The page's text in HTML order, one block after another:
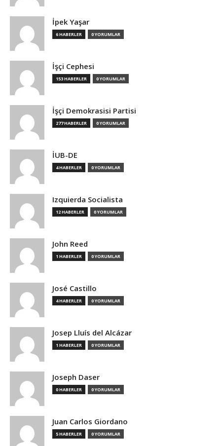
İpek Yaşar
6 HABERLER 0 YORUMLAR
İşçi Cephesi
153 HABERLER 0 YORUMLAR
İşçi Demokrasisi Partisi
277 HABERLER 0 YORUMLAR
İUB-DE
4 HABERLER 0 YORUMLAR
Izquierda Socialista
12 HABERLER 0 YORUMLAR
John Reed
1 HABERLER 0 YORUMLAR
José Castillo
4 HABERLER 0 YORUMLAR
Josep Lluís del Alcázar
1 HABERLER 0 YORUMLAR
Joseph Daser
0 HABERLER 0 YORUMLAR
Juan Carlos Giordano
5 HABERLER 0 YORUMLAR